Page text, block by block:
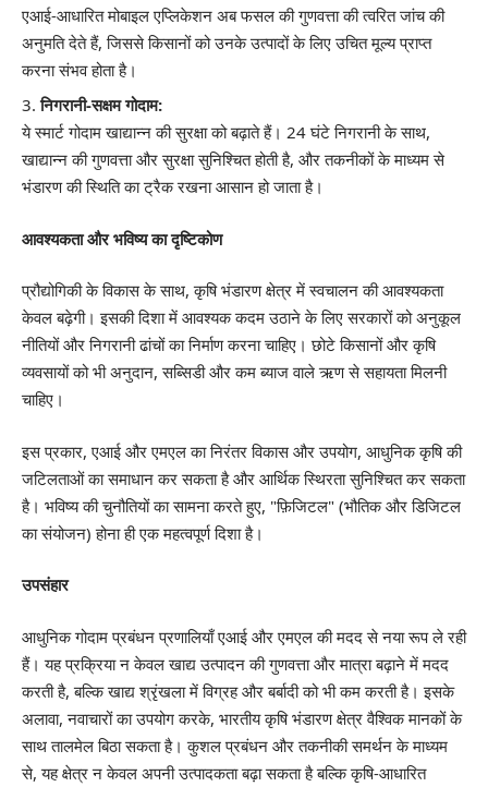
एआई-आधारित मोबाइल एप्लिकेशन अब फसल की गुणवत्ता की त्वरित जांच की
अनुमति देते हैं, जिससे किसानों को उनके उत्पादों के लिए उचित मूल्य प्राप्त
करना संभव होता है।
निगरानी-सक्षम गोदाम:
ये स्मार्ट गोदाम खाद्यान्न की सुरक्षा को बढ़ाते हैं। 24 घंटे निगरानी के साथ,
खाद्यान्न की गुणवत्ता और सुरक्षा सुनिश्चित होती है, और तकनीकों के माध्यम से
भंडारण की स्थिति का ट्रैक रखना आसान हो जाता है।
आवश्यकता और भविष्य का दृष्टिकोण
प्रौद्योगिकी के विकास के साथ, कृषि भंडारण क्षेत्र में स्वचालन की आवश्यकता
केवल बढ़ेगी। इसकी दिशा में आवश्यक कदम उठाने के लिए सरकारों को अनुकूल
नीतियों और निगरानी ढांचों का निर्माण करना चाहिए। छोटे किसानों और कृषि
व्यवसायों को भी अनुदान, सब्सिडी और कम ब्याज वाले ऋण से सहायता मिलनी
चाहिए।
इस प्रकार, एआई और एमएल का निरंतर विकास और उपयोग, आधुनिक कृषि की
जटिलताओं का समाधान कर सकता है और आर्थिक स्थिरता सुनिश्चित कर सकता
है। भविष्य की चुनौतियों का सामना करते हुए, "फ़िजिटल" (भौतिक और डिजिटल
का संयोजन) होना ही एक महत्वपूर्ण दिशा है।
उपसंहार
आधुनिक गोदाम प्रबंधन प्रणालियाँ एआई और एमएल की मदद से नया रूप ले रही
हैं। यह प्रक्रिया न केवल खाद्य उत्पादन की गुणवत्ता और मात्रा बढ़ाने में मदद
करती है, बल्कि खाद्य श्रृंखला में विग्रह और बर्बादी को भी कम करती है। इसके
अलावा, नवाचारों का उपयोग करके, भारतीय कृषि भंडारण क्षेत्र वैश्विक मानकों के
साथ तालमेल बिठा सकता है। कुशल प्रबंधन और तकनीकी समर्थन के माध्यम
से, यह क्षेत्र न केवल अपनी उत्पादकता बढ़ा सकता है बल्कि कृषि-आधारित